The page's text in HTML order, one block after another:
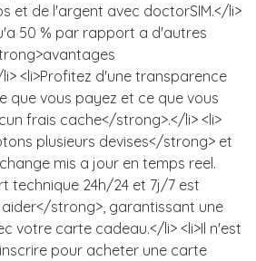
et de l'argent avec doctorSIM.</li>
50 % par rapport a d'autres
<li>Profitez d'une transparence
que vous payez et ce que vous
frais cache</strong>.</li> <li>
plusieurs devises</strong> et
mis a jour en temps reel.
technique 24h/24 et 7j/7 est
strong>, garantissant une
votre carte cadeau.</li> <li>Il n'est
pour acheter une carte